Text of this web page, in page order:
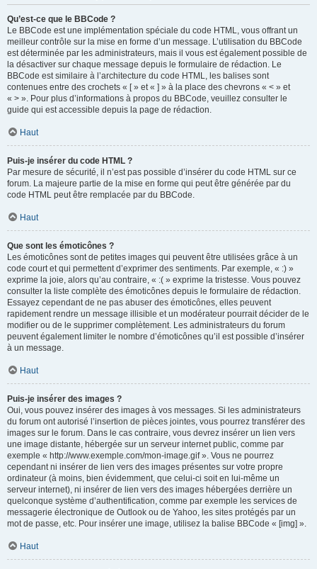
Qu’est-ce que le BBCode ?
Le BBCode est une implémentation spéciale du code HTML, vous offrant un
meilleur contrôle sur la mise en forme d’un message. L’utilisation du BBCode
est déterminée par les administrateurs, mais il vous est également possible de
la désactiver sur chaque message depuis le formulaire de rédaction. Le
BBCode est similaire à l’architecture du code HTML, les balises sont
contenues entre des crochets « [ » et « ] » à la place des chevrons « < » et
« > ». Pour plus d’informations à propos du BBCode, veuillez consulter le
guide qui est accessible depuis la page de rédaction.
Haut
Puis-je insérer du code HTML ?
Par mesure de sécurité, il n’est pas possible d’insérer du code HTML sur ce
forum. La majeure partie de la mise en forme qui peut être générée par du
code HTML peut être remplacée par du BBCode.
Haut
Que sont les émoticônes ?
Les émoticônes sont de petites images qui peuvent être utilisées grâce à un
code court et qui permettent d’exprimer des sentiments. Par exemple, « :) »
exprime la joie, alors qu’au contraire, « :( » exprime la tristesse. Vous pouvez
consulter la liste complète des émoticônes depuis le formulaire de rédaction.
Essayez cependant de ne pas abuser des émoticônes, elles peuvent
rapidement rendre un message illisible et un modérateur pourrait décider de le
modifier ou de le supprimer complètement. Les administrateurs du forum
peuvent également limiter le nombre d’émoticônes qu’il est possible d’insérer
à un message.
Haut
Puis-je insérer des images ?
Oui, vous pouvez insérer des images à vos messages. Si les administrateurs
du forum ont autorisé l’insertion de pièces jointes, vous pourrez transférer des
images sur le forum. Dans le cas contraire, vous devrez insérer un lien vers
une image distante, hébergée sur un serveur internet public, comme par
exemple « http://www.exemple.com/mon-image.gif ». Vous ne pourrez
cependant ni insérer de lien vers des images présentes sur votre propre
ordinateur (à moins, bien évidemment, que celui-ci soit en lui-même un
serveur internet), ni insérer de lien vers des images hébergées derrière un
quelconque système d’authentification, comme par exemple les services de
messagerie électronique de Outlook ou de Yahoo, les sites protégés par un
mot de passe, etc. Pour insérer une image, utilisez la balise BBCode « [img] ».
Haut